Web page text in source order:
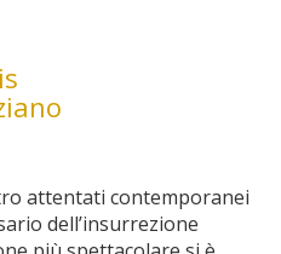
attentati contemporanei
dell’insurrezione